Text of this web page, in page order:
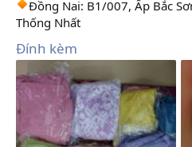
Đồng Nai: B1/007, Ấp Bắc
Thống Nhất
Đính kèm